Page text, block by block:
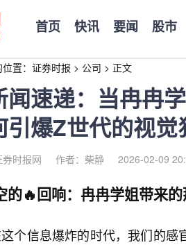
首页 快讯 要闻 股市
置： 证券时报 > 公司 > 正文
闻速递：当冉冉
引爆Z世代的视觉
时报网 作者：柴静 2026-02-09
的🔥回响：冉冉学姐带来
个信息爆炸的时代，我们的感